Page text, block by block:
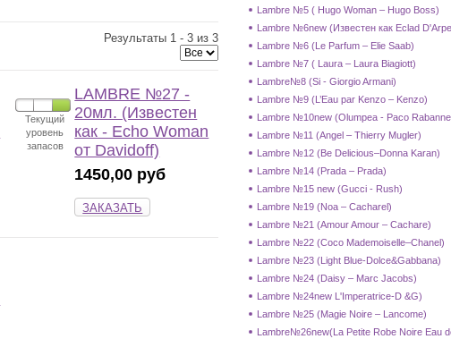
Результаты 1 - 3 из 3
Текущий
уровень
запасов
LAMBRE №27 -
20мл. (Известен
как - Echo Woman
от Davidoff)
1450,00 руб
ЗАКАЗАТЬ
Lambre №5 ( Hugo Woman – Hugo Boss)
Lambre №6new (Известен как Eclad
Lambre №6 (Le Parfum – Elie Saab)
Lambre №7 ( Laura – Laura Biagiott)
Lambre№8 (Si - Giorgio Armani)
Lambre №9 (L’Eau par Kenzo – Kenzo)
Lambre №10new (Olumpea - Paco
Lambre №11 (Angel – Thierry Mugler)
Lambre №12 (Be Delicious–Donna Karan)
Lambre №14 (Prada – Prada)
Lambre №15 new (Gucci - Rush)
Lambre №19 (Noa – Cacharel)
Lambre №21 (Amour Amour – Cachare)
Lambre №22 (Coco Mademoiselle–Chanel)
Lambre №23 (Light Blue-Dolce&Gabbana)
Lambre №24 (Daisy – Marc Jacobs)
Lambre №24new L'Imperatrice-D &G)
Lambre №25 (Magie Noire – Lancome)
Lambre№26new(La Petite Robe Noire Eau